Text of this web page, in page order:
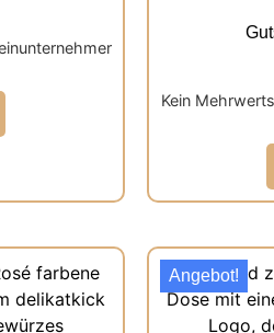
Kein
Angebot!